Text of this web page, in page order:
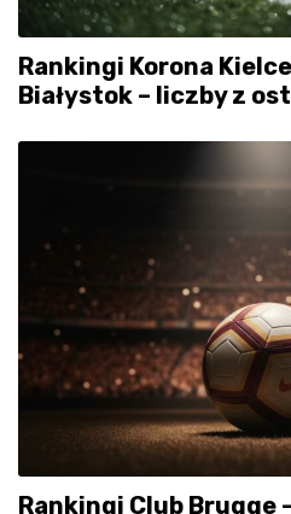
Rankingi Korona
Białystok – liczby z
Rankingi Club Brugge